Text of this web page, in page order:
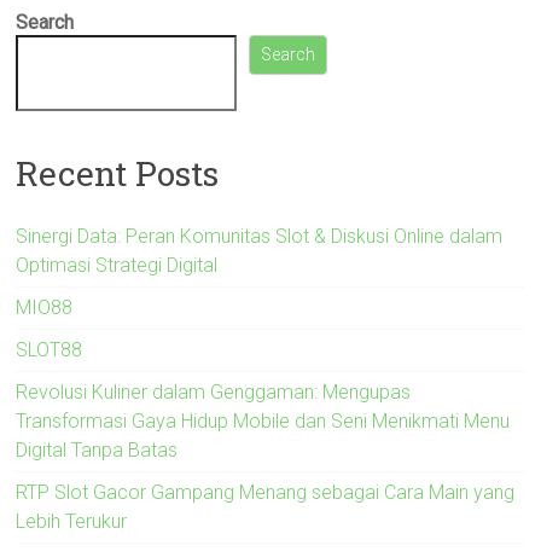
Search
Search
Recent Posts
Sinergi Data: Peran Komunitas Slot & Diskusi Online dalam
Optimasi Strategi Digital
MIO88
SLOT88
Revolusi Kuliner dalam Genggaman: Mengupas
Transformasi Gaya Hidup Mobile dan Seni Menikmati Menu
Digital Tanpa Batas
RTP Slot Gacor Gampang Menang sebagai Cara Main yang
Lebih Terukur